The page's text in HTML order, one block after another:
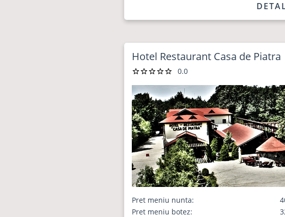
Hotel Restaurant Casa de Piatra
0.0
Pret meniu nunta:
Pret meniu botez: